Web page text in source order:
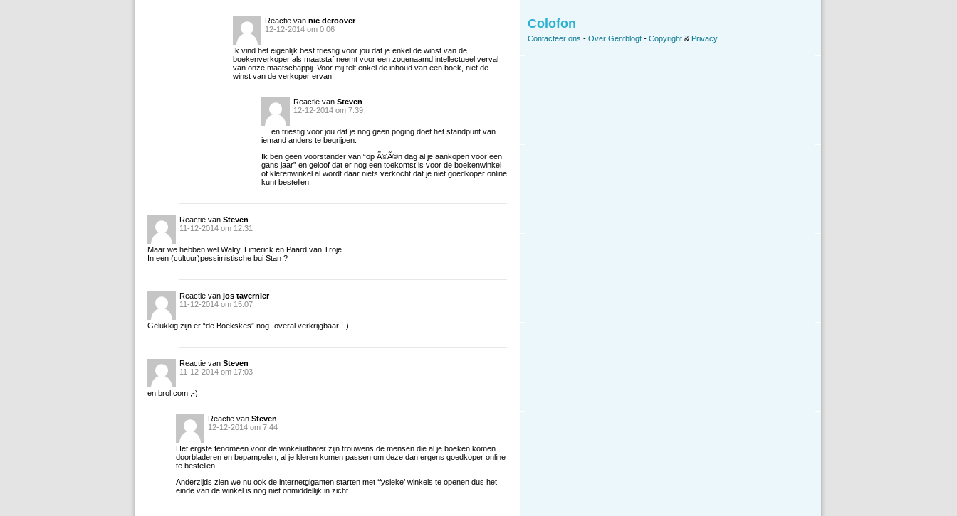
Reactie van nic deroover
12-12-2014 om 0:06
Ik vind het eigenlijk best triestig voor jou dat je enkel de winst van de
boekenverkoper als maatstaf neemt voor een zogenaamd intellectueel verval
van onze maatschappij. Voor mij telt enkel de inhoud van een boek, niet de
winst van de verkoper ervan.
Reactie van Steven
12-12-2014 om 7:39
… en triestig voor jou dat je nog geen poging doet het standpunt van
iemand anders te begrijpen.
Ik ben geen voorstander van “op Ã©Ã©n dag al je aankopen voor een
gans jaar” en geloof dat er nog een toekomst is voor de boekenwinkel
of klerenwinkel al wordt daar niets verkocht dat je niet goedkoper online
kunt bestellen.
Reactie van Steven
11-12-2014 om 12:31
Maar we hebben wel Walry, Limerick en Paard van Troje.
In een (cultuur)pessimistische bui Stan ?
Reactie van jos tavernier
11-12-2014 om 15:07
Gelukkig zijn er “de Boekskes” nog- overal verkrijgbaar ;-)
Reactie van Steven
11-12-2014 om 17:03
en brol.com ;-)
Reactie van Steven
12-12-2014 om 7:44
Het ergste fenomeen voor de winkeluitbater zijn trouwens de mensen die al je boeken komen
doorbladeren en bepampelen, al je kleren komen passen om deze dan ergens goedkoper online
te bestellen.
Anderzijds zien we nu ook de internetgiganten starten met ‘fysieke’ winkels te openen dus het
einde van de winkel is nog niet onmiddellijk in zicht.
Colofon
Contacteer ons - Over Gentblogt - Copyright & Privacy